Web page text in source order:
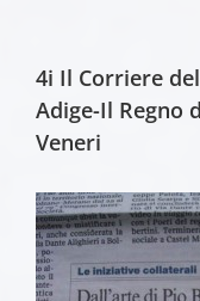
4i Il Corriere
Adige-Il Regno
Veneri